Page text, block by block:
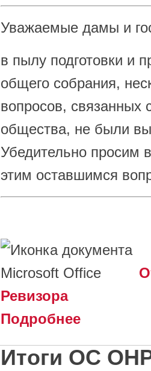
Уважаемые дамы и
в пылу подготовки и
общего собрания,
вопросов, связанных
общества, не были
Убедительно просим
этим оставшимся
Ревизора
Подробнее
Итоги ОС